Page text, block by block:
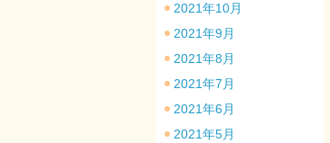
2021年10月
2021年9月
2021年8月
2021年7月
2021年6月
2021年5月